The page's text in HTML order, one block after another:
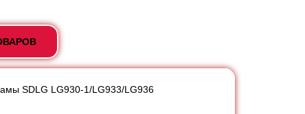
SDLG LG930-1/LG933/LG936